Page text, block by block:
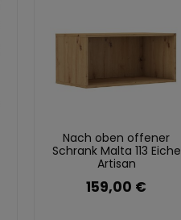
Nach oben offener
Schrank Malta 113 Eiche
Artisan
159,00 €